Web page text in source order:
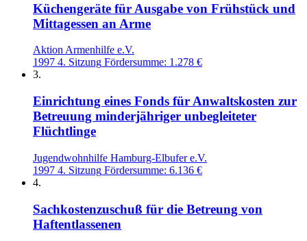
Küchengeräte für Ausgabe von Frühstück und
Mittagessen an Arme
Aktion Armenhilfe e.V.
1997 4. Sitzung Fördersumme: 1.278 €
3.
Einrichtung eines Fonds für Anwaltskosten zur
Betreuung minderjähriger unbegleiteter
Flüchtlinge
Jugendwohnhilfe Hamburg-Elbufer e.V.
1997 4. Sitzung Fördersumme: 6.136 €
4.
Sachkostenzuschuß für die Betreung von
Haftentlassenen